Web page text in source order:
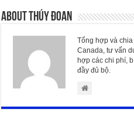
About Thúy Đoan
Tổng hợp và
Canada, tư vấn
hợp các chi phí,
đầy đủ bộ.